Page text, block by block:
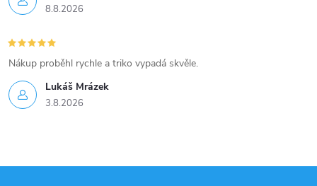
8.8.2026
Lukáš Mrázek
3.8.2026
Nákup proběhl rychle a triko vypadá skvěle.